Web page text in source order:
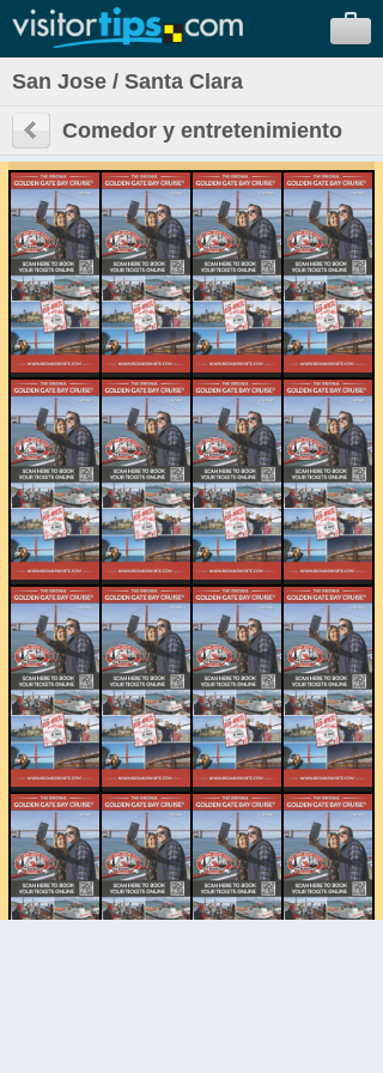
San Jose / Santa Clara
Comedor y entretenimiento